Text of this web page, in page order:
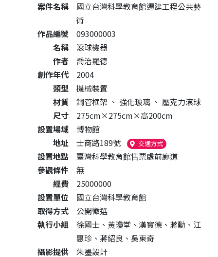
案件名稱
國立台灣科學教育館遷建工程公共藝
術
作品編號
093000003
名稱
滾球機器
作者
喬治羅德
創作年代
2004
類型
機械裝置
材質
鋼管框架 、 強化玻璃 、 壓克力滾球
尺寸
275cm×275cm×高200cm
設置場域
博物館
地址
士商路189號 交通方式（另開新視窗）
設置地點
臺灣科學教育館售票處前廊道
參觀條件
無
經費
25000000
設置單位
國立台灣科學教育館
取得方式
公開徵選
執行小組
徐國士、黃瓊堂、漢寶德、蔣勳、江
惠珍、蔣紹良、吳東奇
攝影提供
朱墨設計